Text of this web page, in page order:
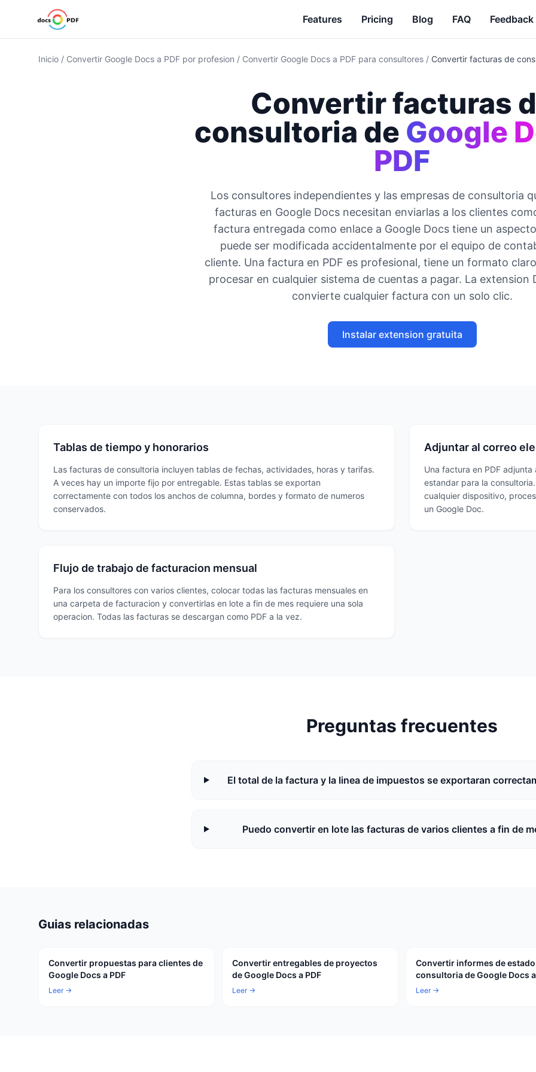
Features Pricing Blog FAQ Feedback
Inicio / Convertir Google Docs a PDF por profesion / Convertir Google Docs a PDF para consultores / Convertir facturas de
Convertir facturas
consultoria de Google
PDF
Los consultores independientes y las empresas de consultoria
facturas en Google Docs necesitan enviarlas a los clientes
factura entregada como enlace a Google Docs tiene un
puede ser modificada accidentalmente por el equipo de
cliente. Una factura en PDF es profesional, tiene un formato
procesar en cualquier sistema de cuentas a pagar. La extension
convierte cualquier factura con un solo clic.
Instalar extension gratuita
Tablas de tiempo y honorarios
Las facturas de consultoria incluyen tablas de fechas, actividades, horas y tarifas.
A veces hay un importe fijo por entregable. Estas tablas se exportan
correctamente con todos los anchos de columna, bordes y formato de numeros
conservados.
Adjuntar al correo
Una factura en PDF
estandar para la
cualquier dispositivo,
un Google Doc.
Flujo de trabajo de facturacion mensual
Para los consultores con varios clientes, colocar todas las facturas mensuales en
una carpeta de facturacion y convertirlas en lote a fin de mes requiere una sola
operacion. Todas las facturas se descargan como PDF a la vez.
Preguntas frecuentes
El total de la factura y la linea de impuestos se exportaran
Puedo convertir en lote las facturas de varios clientes a fin de
Guias relacionadas
Convertir propuestas para clientes de
Google Docs a PDF
Leer →
Convertir entregables de proyectos
de Google Docs a PDF
Leer →
Convertir informes de
consultoria de Google Docs a
Leer →